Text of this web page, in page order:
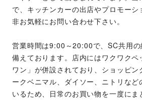
で、キッチンカーの出店やプロモーシ
非お気軽にお問い合わせ下さい。
営業時間は9:00～20:00で、SC共用
備えております。店内にはワクワクペ
ワン」が併設されており、ショッピン
ークベニマル、ダイソー、ニトリなど
いるため、日常のお買い物を一度にま